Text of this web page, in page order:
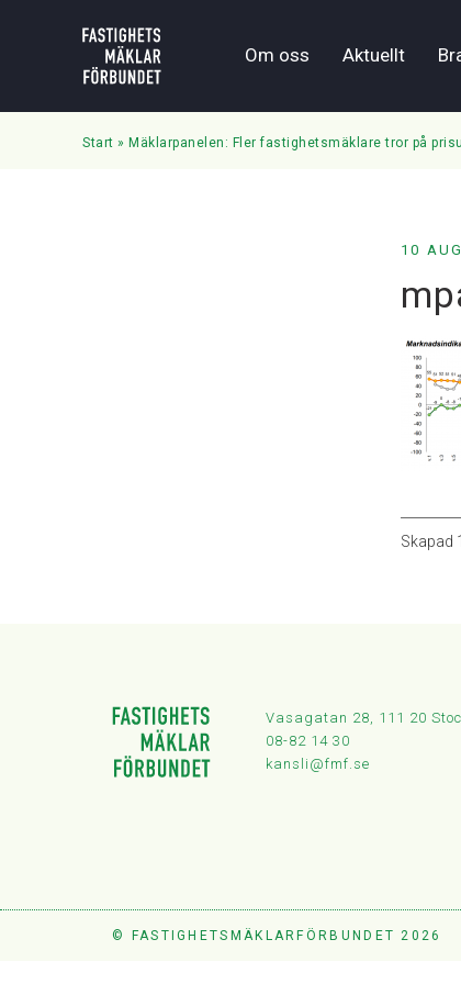
Om oss Aktuellt
Start » Mäklarpanelen: Fler fastighetsmäklare tror på
10
Skapad
Vasagatan 28, 111 20
08-82 14 30
kansli@fmf.se
© FASTIGHETSMÄKLARFÖRBUNDET 2026